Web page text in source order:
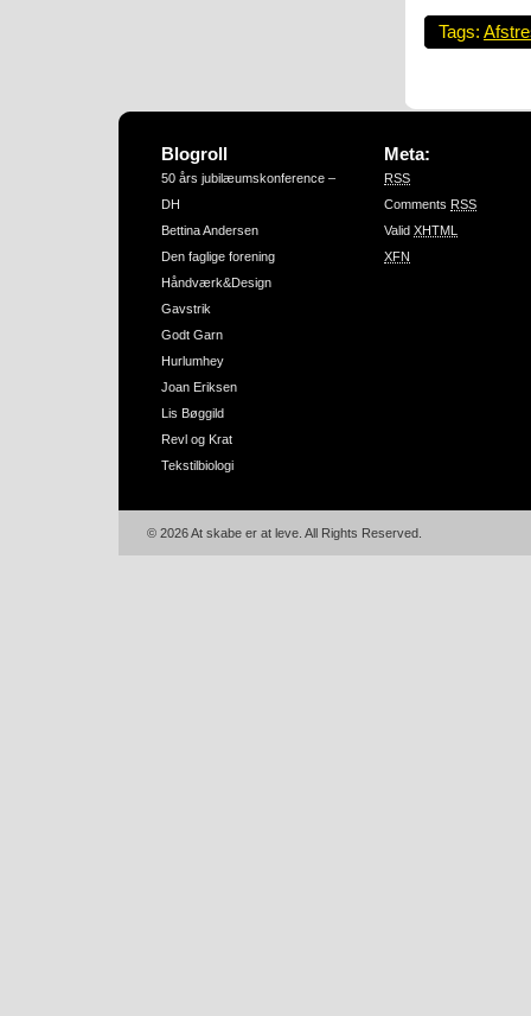
Tags:
Blogroll
50 års jubilæumskonference –
DH
Bettina Andersen
Den faglige forening
Håndværk&Design
Gavstrik
Godt Garn
Hurlumhey
Joan Eriksen
Lis Bøggild
Revl og Krat
Tekstilbiologi
Meta:
RSS
Comments RSS
Valid XHTML
XFN
© 2026 At skabe er at leve. All Rights Reserved.